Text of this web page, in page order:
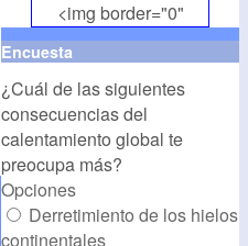
<img border="0"
align="middle"
src="http://
alt="CambioClimatico.org"
/></a>
Encuesta
¿Cuál de las siguientes
consecuencias del
calentamiento global te
preocupa más?
Opciones
Derretimiento de los hielos
continentales